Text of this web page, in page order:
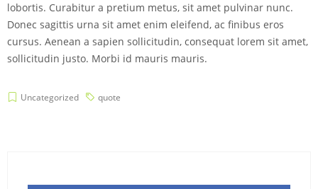
lobortis. Curabitur a pretium metus, sit amet pulvinar nunc.
Donec sagittis urna sit amet enim eleifend, ac finibus eros
cursus. Aenean a sapien sollicitudin, consequat lorem sit amet,
sollicitudin justo. Morbi id mauris mauris.
Uncategorized quote